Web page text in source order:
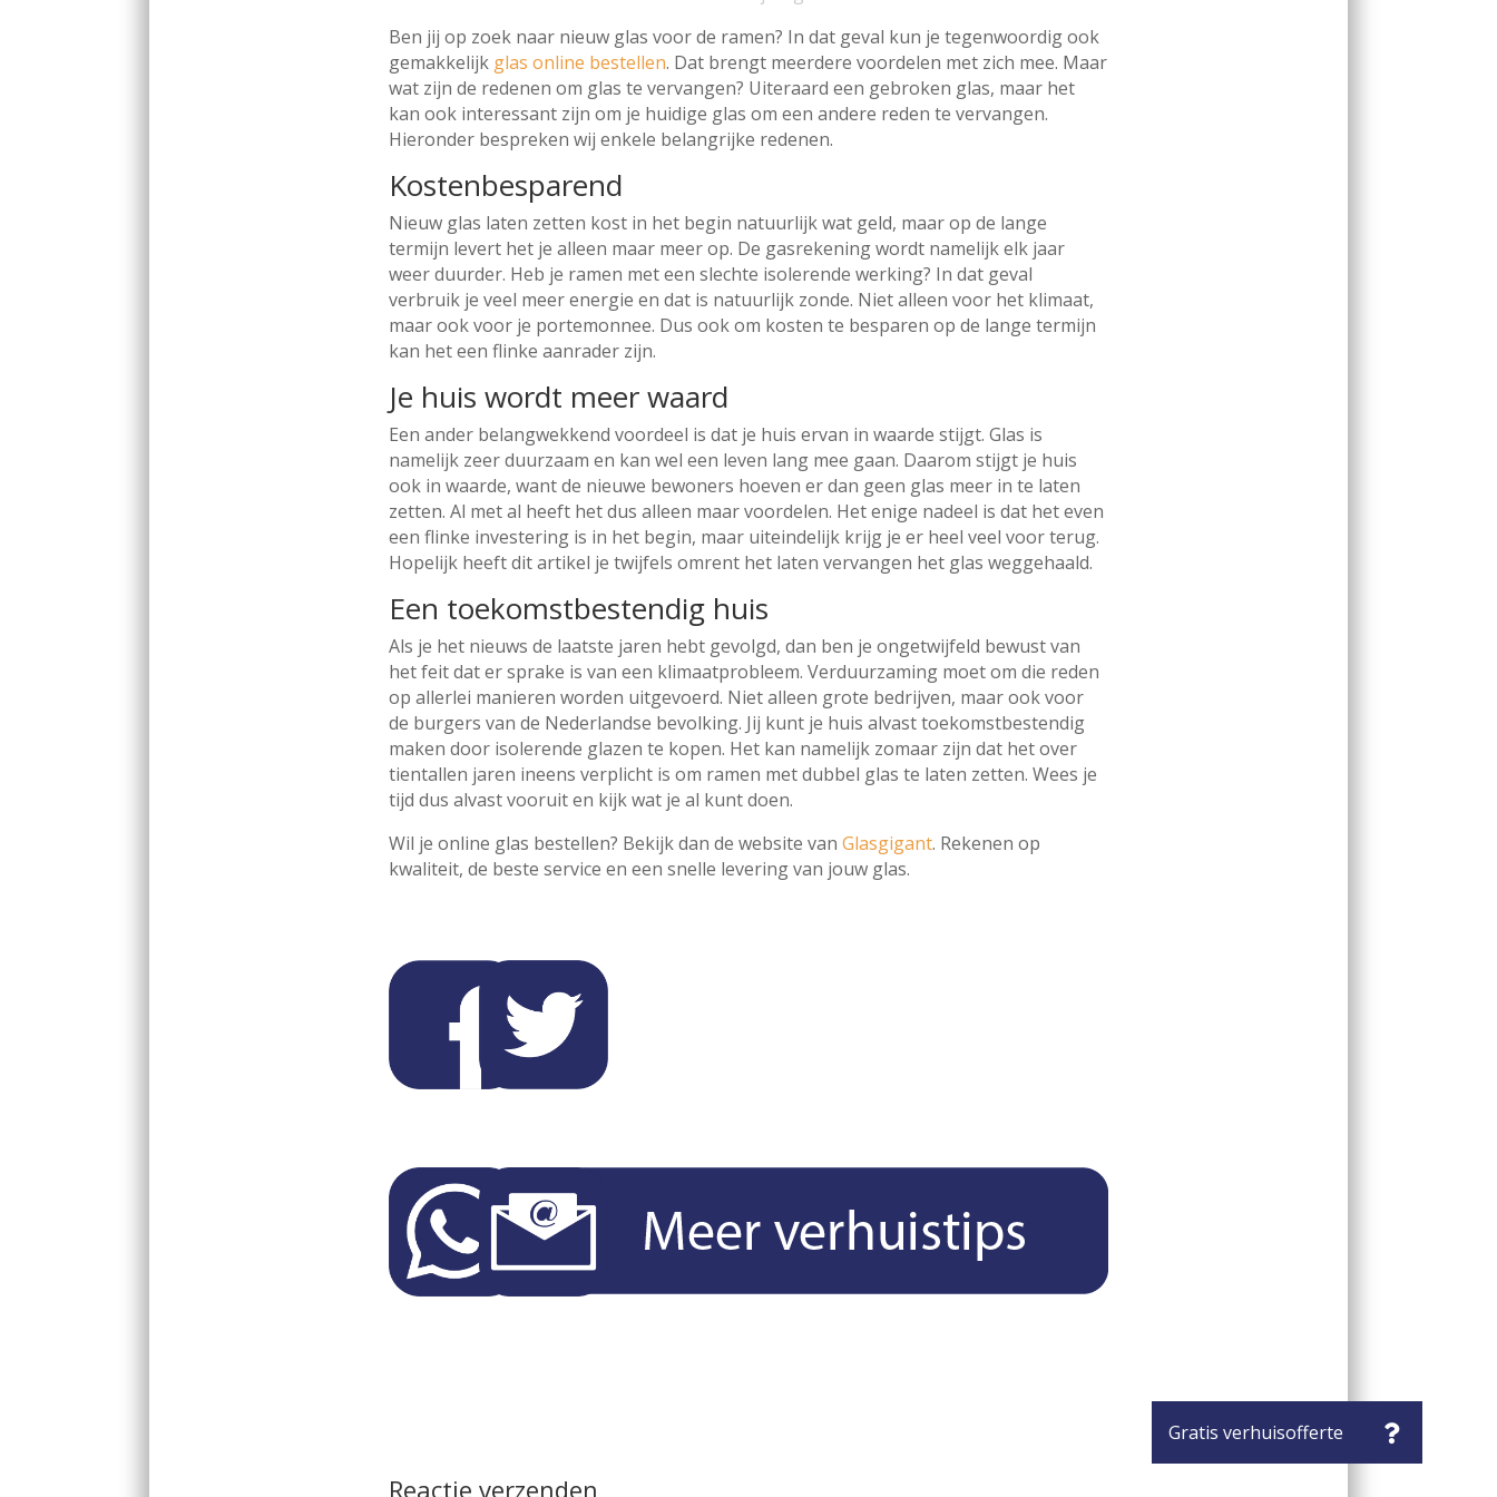
Ben jij op zoek naar nieuw glas voor de ramen? In dat geval kun je tegenwoordig ook
gemakkelijk glas online bestellen. Dat brengt meerdere voordelen met zich mee. Maar
wat zijn de redenen om glas te vervangen? Uiteraard een gebroken glas, maar het
kan ook interessant zijn om je huidige glas om een andere reden te vervangen.
Hieronder bespreken wij enkele belangrijke redenen.
Kostenbesparend
Nieuw glas laten zetten kost in het begin natuurlijk wat geld, maar op de lange
termijn levert het je alleen maar meer op. De gasrekening wordt namelijk elk jaar
weer duurder. Heb je ramen met een slechte isolerende werking? In dat geval
verbruik je veel meer energie en dat is natuurlijk zonde. Niet alleen voor het klimaat,
maar ook voor je portemonnee. Dus ook om kosten te besparen op de lange termijn
kan het een flinke aanrader zijn.
Je huis wordt meer waard
Een ander belangwekkend voordeel is dat je huis ervan in waarde stijgt. Glas is
namelijk zeer duurzaam en kan wel een leven lang mee gaan. Daarom stijgt je huis
ook in waarde, want de nieuwe bewoners hoeven er dan geen glas meer in te laten
zetten. Al met al heeft het dus alleen maar voordelen. Het enige nadeel is dat het even
een flinke investering is in het begin, maar uiteindelijk krijg je er heel veel voor terug.
Hopelijk heeft dit artikel je twijfels omrent het laten vervangen het glas weggehaald.
Een toekomstbestendig huis
Als je het nieuws de laatste jaren hebt gevolgd, dan ben je ongetwijfeld bewust van
het feit dat er sprake is van een klimaatprobleem. Verduurzaming moet om die reden
op allerlei manieren worden uitgevoerd. Niet alleen grote bedrijven, maar ook voor
de burgers van de Nederlandse bevolking. Jij kunt je huis alvast toekomstbestendig
maken door isolerende glazen te kopen. Het kan namelijk zomaar zijn dat het over
tientallen jaren ineens verplicht is om ramen met dubbel glas te laten zetten. Wees je
tijd dus alvast vooruit en kijk wat je al kunt doen.
Wil je online glas bestellen? Bekijk dan de website vanGlasgigant. Rekenen op
kwaliteit, de beste service en een snelle levering van jouw glas.
Reactie verzenden